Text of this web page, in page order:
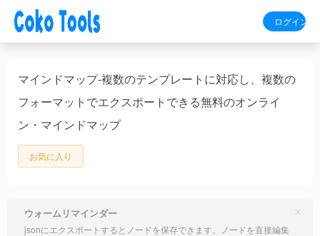
ログイン
マインドマップ-複数のテンプレートに対応し、複数の
フォーマットでエクスポートできる無料のオンライ
ン・マインドマップ
お気に入り
ウォームリマインダー
jsonにエクスポートするとノードを保存できます。ノードを直接編集